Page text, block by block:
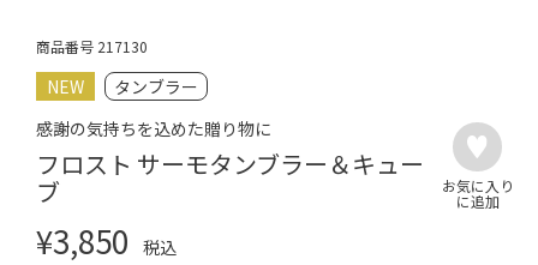
商品番号 217130
NEW
タンブラー
感謝の気持ちを込めた贈り物に
フロスト サーモタンブラー＆キュー
ブ
¥3,850
税込